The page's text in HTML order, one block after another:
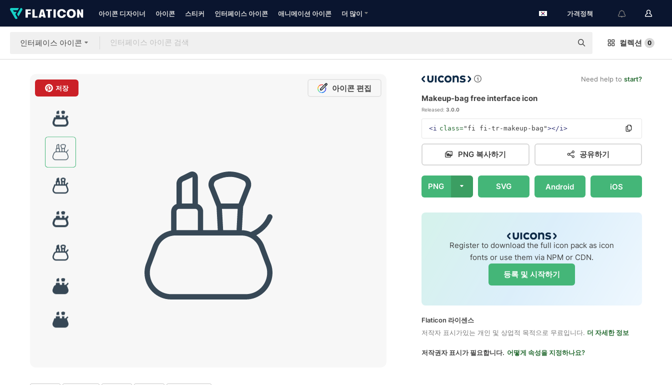
아이콘 디자이너 아이콘 스티커 인터페이스 아이콘 애니메이션 아이콘 더 많이 가격정책
인터페이스 아이콘 컬렉션 0
저장 아이콘 편집
Need help to start?
Makeup-bag free interface icon
Released: 3.0.0
<i class="fi fi-tr-makeup-bag"></i>
PNG 복사하기 공유하기
PNG SVG Android iOS
Register to download the full icon pack as icon
fonts or use them via NPM or CDN.
등록 및 시작하기
Flaticon 라이센스
저작자 표시가있는 개인 및 상업적 목적으로 무료입니다. 더 자세한 정보
저작권자 표시가 필요합니다. 어떻게 속성을 지정하나요?